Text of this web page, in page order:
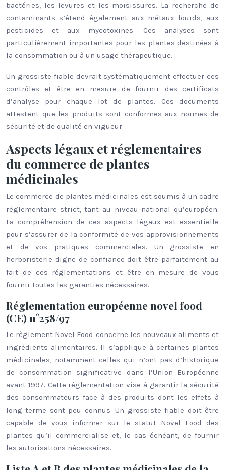
bactéries, les levures et les moisissures. La recherche de
contaminants s’étend également aux métaux lourds, aux
pesticides et aux mycotoxines. Ces analyses sont
particulièrement importantes pour les plantes destinées à
la consommation ou à un usage thérapeutique.
Un grossiste fiable devrait systématiquement effectuer ces
contrôles et être en mesure de fournir des certificats
d’analyse pour chaque lot de plantes. Ces documents
attestent que les produits sont conformes aux normes de
sécurité et de qualité en vigueur.
Aspects légaux et réglementaires
du commerce de plantes
médicinales
Le commerce de plantes médicinales est soumis à un cadre
réglementaire strict, tant au niveau national qu’européen.
La compréhension de ces aspects légaux est essentielle
pour s’assurer de la conformité de vos approvisionnements
et de vos pratiques commerciales. Un grossiste en
herboristerie digne de confiance doit être parfaitement au
fait de ces réglementations et être en mesure de vous
fournir toutes les garanties nécessaires.
Réglementation européenne novel food
(CE) n°258/97
Le règlement Novel Food concerne les nouveaux aliments et
ingrédients alimentaires. Il s’applique à certaines plantes
médicinales, notamment celles qui n’ont pas d’historique
de consommation significative dans l’Union Européenne
avant 1997. Cette réglementation vise à garantir la sécurité
des consommateurs face à des produits dont les effets à
long terme sont peu connus. Un grossiste fiable doit être
capable de vous informer sur le statut Novel Food des
plantes qu’il commercialise et, le cas échéant, de fournir
les autorisations nécessaires.